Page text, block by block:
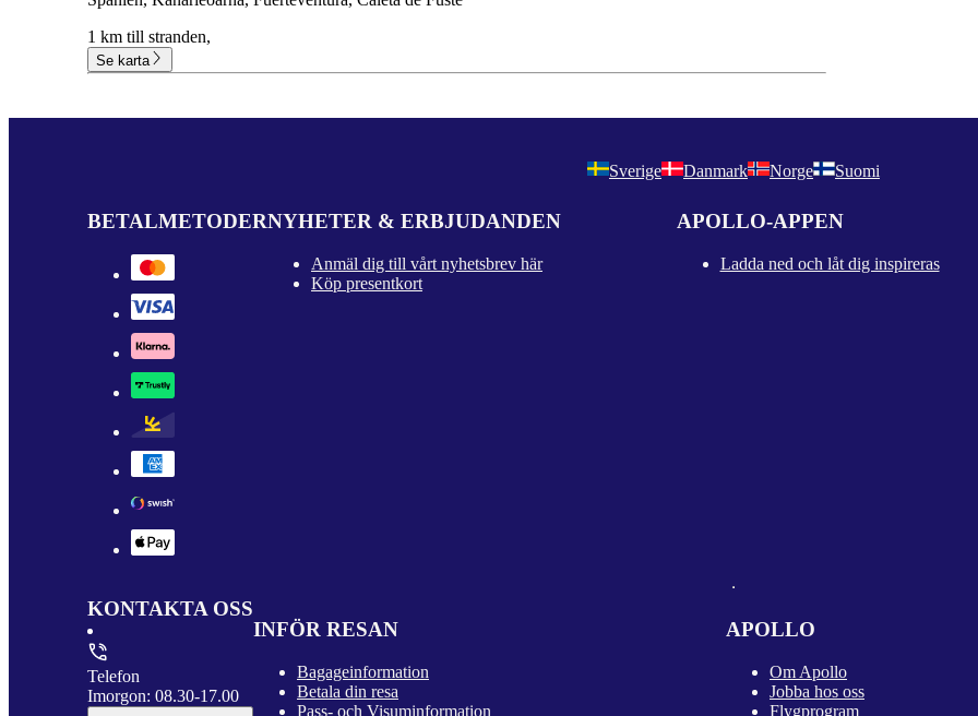
1 km till stranden,
Se karta
Sverige Danmark Norge Suomi
BETALMETODERNYHETER & ERBJUDANDEN
Anmäl dig till vårt nyhetsbrev här
Köp presentkort
APOLLO-APPEN
Ladda ned och låt dig inspireras
KONTAKTA OSS
Telefon
Imorgon: 08.30-17.00
INFÖR RESAN
Bagageinformation
Betala din resa
Pass- och Visuminformation
APOLLO
Om Apollo
Jobba hos oss
Flygprogram